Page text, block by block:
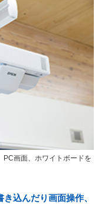
画面、ホワイトボードを
込んだり画面操作、